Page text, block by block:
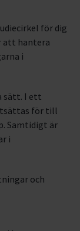
för dig
att hantera
i
sätt. I ett
för till
Samtidigt är
i
och